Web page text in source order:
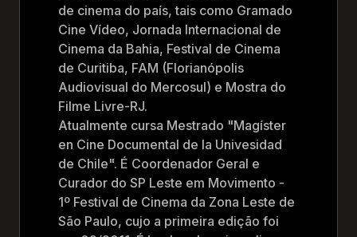
de cinema do país, tais como Gramado
Cine Vídeo, Jornada Internacional de
Cinema da Bahia, Festival de Cinema
de Curitiba, FAM (Florianópolis
Audiovisual do Mercosul) e Mostra do
Filme Livre-RJ.
Atualmente cursa Mestrado "Magíster
en Cine Documental de la Univesidad
de Chile". É Coordenador Geral e
Curador do SP Leste em Movimento -
1º Festival de Cinema da Zona Leste de
São Paulo, cujo a primeira edição foi